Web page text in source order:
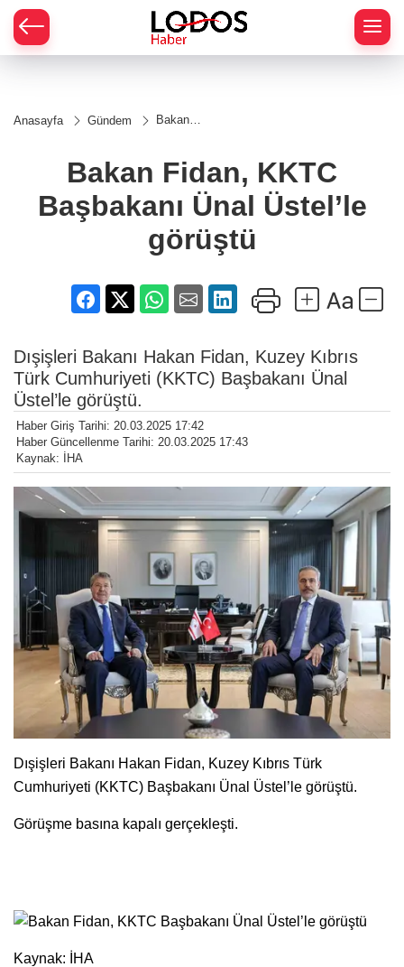
Anasayfa Gündem
Bakan
Başbakanı
Ünal
görüştü
Bakan Fidan, KKTC
Başbakanı Ünal Üstel’le
görüştü
Dışişleri Bakanı Hakan Fidan, Kuzey Kıbrıs
Türk Cumhuriyeti (KKTC) Başbakanı Ünal
Üstel’le görüştü.
Haber Giriş Tarihi: 20.03.2025 17:42
Haber Güncellenme Tarihi: 20.03.2025 17:43
Kaynak: İHA
Dışişleri Bakanı Hakan Fidan, Kuzey Kıbrıs Türk
Cumhuriyeti (KKTC) Başbakanı Ünal Üstel’le görüştü.
Görüşme basına kapalı gerçekleşti.
Kaynak: İHA